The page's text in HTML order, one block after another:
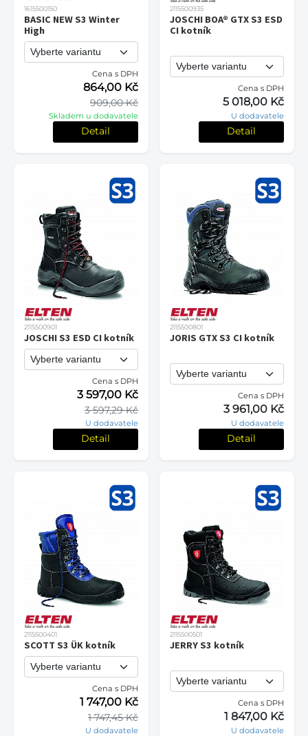
1615500150
BASIC NEW S3 Winter
High
Cena s DPH
909,00 Kč
864,00 Kč
Skladem u dodavatele
Detail
2115500935
JOSCHI BOA® GTX S3 ESD
CI kotník
Cena s DPH
5 018,00 Kč
U dodavatele
Detail
2115500901
JOSCHI S3 ESD CI kotník
Cena s DPH
3 597,29 Kč
3 597,00 Kč
U dodavatele
Detail
2115500801
JORIS GTX S3 CI kotník
Cena s DPH
3 961,00 Kč
U dodavatele
Detail
2115500401
SCOTT S3 ÜK kotník
Cena s DPH
1 747,45 Kč
1 747,00 Kč
U dodavatele
2115500501
JERRY S3 kotník
Cena s DPH
1 847,00 Kč
U dodavatele